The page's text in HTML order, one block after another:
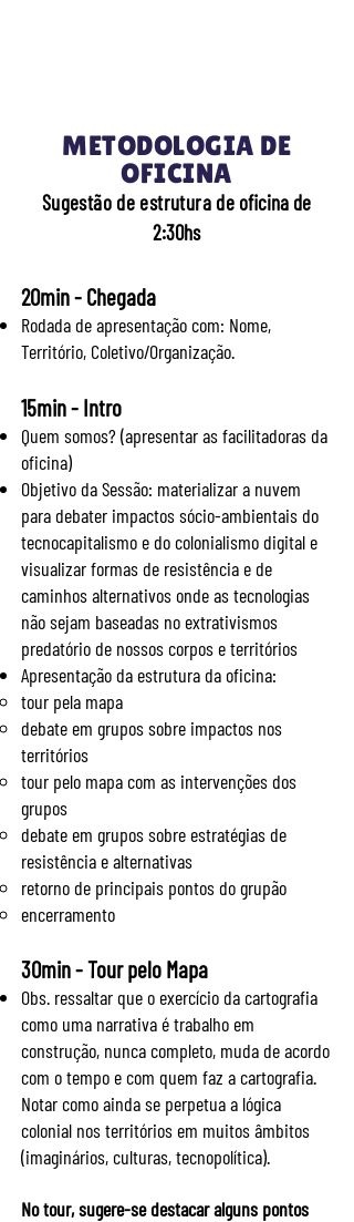
METODOLOGIA DE
OFICINA
Sugestão de estrutura de oficina de
2:30hs
20min - Chegada
Rodada de apresentação com: Nome,
Território, Coletivo/Organização.
15min - Intro
Quem somos? (apresentar as facilitadoras da
oficina)
Objetivo da Sessão: materializar a nuvem
para debater impactos sócio-ambientais do
tecnocapitalismo e do colonialismo digital e
visualizar formas de resistência e de
caminhos alternativos onde as tecnologias
não sejam baseadas no extrativismos
predatório de nossos corpos e territórios
Apresentação da estrutura da oficina:
tour pela mapa
debate em grupos sobre impactos nos
territórios
tour pelo mapa com as intervenções dos
grupos
debate em grupos sobre estratégias de
resistência e alternativas
retorno de principais pontos do grupão
encerramento
30min - Tour pelo Mapa
Obs. ressaltar que o exercício da cartografia
como uma narrativa é trabalho em
construção, nunca completo, muda de acordo
com o tempo e com quem faz a cartografia.
Notar como ainda se perpetua a lógica
colonial nos territórios em muitos âmbitos
(imaginários, culturas, tecnopolítica).
No tour, sugere-se destacar alguns pontos